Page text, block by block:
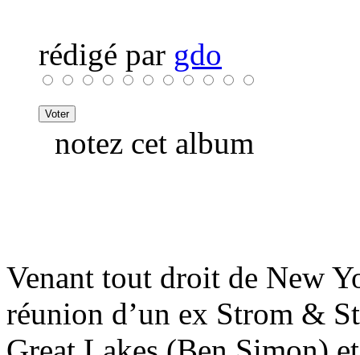
rédigé par gdo
notez cet album
Venant tout droit de New
réunion d’un ex Strom &